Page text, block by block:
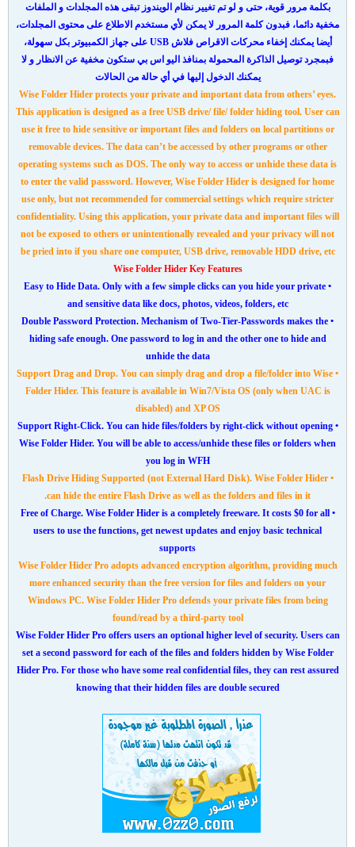
بكلمة مرور قوية، حتى و لو تم تغيير نظام الويندوز تبقى هذه المجلدات و الملفات
مخفية دائما، فبدون كلمة المرور لا يمكن لأي مستخدم الاطلاع على محتوى المجلدات،
أيضا يمكنك إخفاء محركات الاقراص فلاش USB على جهاز الكمبيوتر بكل سهولة،
فبمجرد توصيل الذاكرة المحمولة بمنافذ اليو اس بي ستكون مخفية عن الانظار و لا
يمكنك الدخول إليها في أي حالة من الحالات
Wise Folder Hider protects your private and important data from others’ eyes.
This application is designed as a free USB drive/ file/ folder hiding tool. User can
use it free to hide sensitive or important files and folders on local partitions or
removable devices. The data can’t be accessed by other programs or other
operating systems such as DOS. The only way to access or unhide these data is
to enter the valid password. However, Wise Folder Hider is designed for home
use only, but not recommended for commercial settings which require stricter
confidentiality. Using this application, your private data and important files will
not be exposed to others or unintentionally revealed and your privacy will not
be pried into if you share one computer, USB drive, removable HDD drive, etc
Wise Folder Hider Key Features
• Easy to Hide Data. Only with a few simple clicks can you hide your private
and sensitive data like docs, photos, videos, folders, etc
• Double Password Protection. Mechanism of Two-Tier-Passwords makes the
hiding safe enough. One password to log in and the other one to hide and
unhide the data
• Support Drag and Drop. You can simply drag and drop a file/folder into Wise
Folder Hider. This feature is available in Win7/Vista OS (only when UAC is
disabled) and XP OS
• Support Right-Click. You can hide files/folders by right-click without opening
Wise Folder Hider. You will be able to access/unhide these files or folders when
you log in WFH
• Flash Drive Hiding Supported (not External Hard Disk). Wise Folder Hider
can hide the entire Flash Drive as well as the folders and files in it.
• Free of Charge. Wise Folder Hider is a completely freeware. It costs $0 for all
users to use the functions, get newest updates and enjoy basic technical
supports
Wise Folder Hider Pro adopts advanced encryption algorithm, providing much
more enhanced security than the free version for files and folders on your
Windows PC. Wise Folder Hider Pro defends your private files from being
found/read by a third-party tool
Wise Folder Hider Pro offers users an optional higher level of security. Users can
set a second password for each of the files and folders hidden by Wise Folder
Hider Pro. For those who have some real confidential files, they can rest assured
knowing that their hidden files are double secured